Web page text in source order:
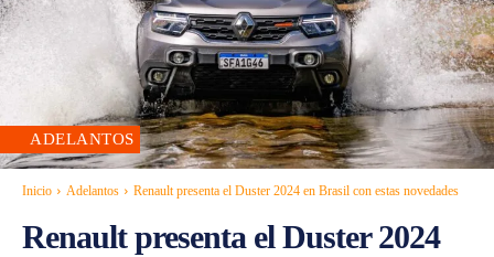
ADELANTOS
Inicio Adelantos Renault presenta el Duster 2024 en Brasil con estas novedades
Renault presenta el Duster 2024